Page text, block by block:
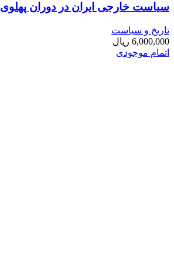
سیاست خارجی ایران در دوران پهلوی
تاریخ و سیاست
6,000,000 ریال
اتمام موجودی